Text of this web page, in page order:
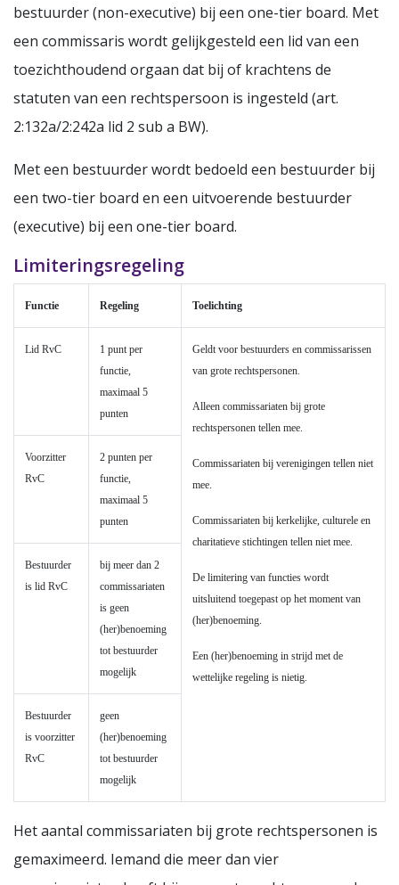
bestuurder (non-executive) bij een one-tier board. Met
een commissaris wordt gelijkgesteld een lid van een
toezichthoudend orgaan dat bij of krachtens de
statuten van een rechtspersoon is ingesteld (art.
2:132a/2:242a lid 2 sub a BW).
Met een bestuurder wordt bedoeld een bestuurder bij
een two-tier board en een uitvoerende bestuurder
(executive) bij een one-tier board.
Limiteringsregeling
Functie Regeling Toelichting
Lid RvC
1 punt per
functie,
maximaal 5
punten
Geldt voor bestuurders en commissarissen
van grote rechtspersonen.
Alleen commissariaten bij grote
rechtspersonen tellen mee.
Commissariaten bij verenigingen tellen niet
mee.
Commissariaten bij kerkelijke, culturele en
charitatieve stichtingen tellen niet mee.
De limitering van functies wordt
uitsluitend toegepast op het moment van
(her)benoeming.
Een (her)benoeming in strijd met de
wettelijke regeling is nietig.
Voorzitter
RvC
2 punten per
functie,
maximaal 5
punten
Bestuurder
is lid RvC
bij meer dan 2
commissariaten
is geen
(her)benoeming
tot bestuurder
mogelijk
Bestuurder
is voorzitter
RvC
geen
(her)benoeming
tot bestuurder
mogelijk
Het aantal commissariaten bij grote rechtspersonen is
gemaximeerd. Iemand die meer dan vier